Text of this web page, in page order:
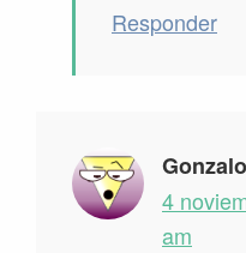
Responder
Gonzalo
4
am